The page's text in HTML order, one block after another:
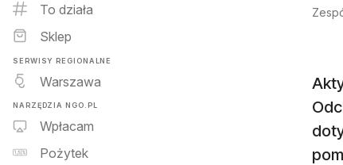
To działa
Sklep
SERWISY REGIONALNE
Warszawa
NARZĘDZIA NGO.PL
Wpłacam
Pożytek